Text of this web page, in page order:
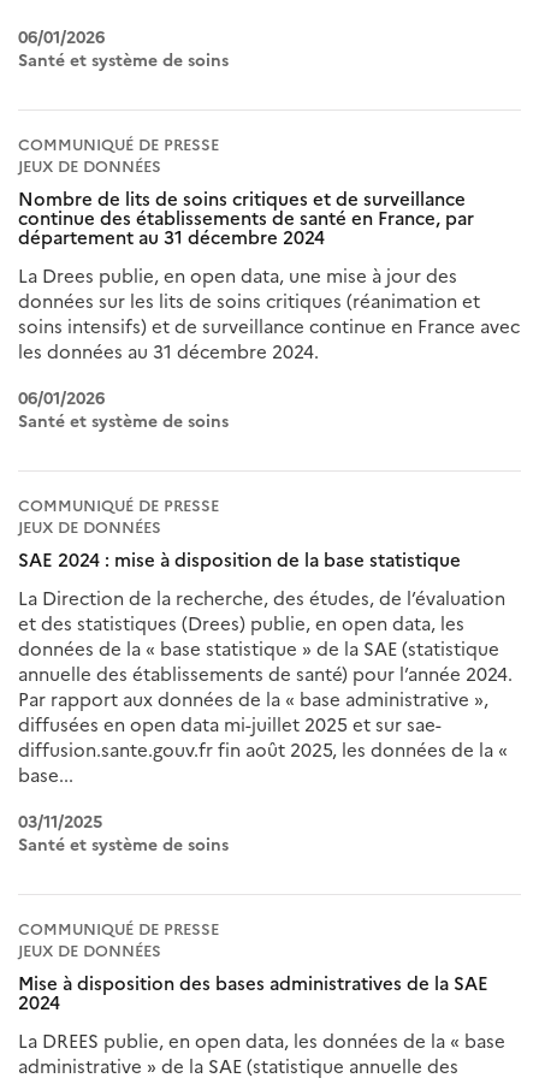
06/01/2026
Santé et système de soins
COMMUNIQUÉ DE PRESSE
JEUX DE DONNÉES
Nombre de lits de soins critiques et de surveillance
continue des établissements de santé en France, par
département au 31 décembre 2024
La Drees publie, en open data, une mise à jour des
données sur les lits de soins critiques (réanimation et
soins intensifs) et de surveillance continue en France avec
les données au 31 décembre 2024.
06/01/2026
Santé et système de soins
COMMUNIQUÉ DE PRESSE
JEUX DE DONNÉES
SAE 2024 : mise à disposition de la base statistique
La Direction de la recherche, des études, de l’évaluation
et des statistiques (Drees) publie, en open data, les
données de la « base statistique » de la SAE (statistique
annuelle des établissements de santé) pour l’année 2024.
Par rapport aux données de la « base administrative »,
diffusées en open data mi-juillet 2025 et sur sae-
diffusion.sante.gouv.fr fin août 2025, les données de la «
base...
03/11/2025
Santé et système de soins
COMMUNIQUÉ DE PRESSE
JEUX DE DONNÉES
Mise à disposition des bases administratives de la SAE
2024
La DREES publie, en open data, les données de la « base
administrative » de la SAE (statistique annuelle des